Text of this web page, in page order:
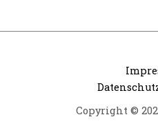
Copyright ©